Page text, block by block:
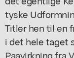
tyske
Titler hen til en
i det hele taget
Paavirkning fra